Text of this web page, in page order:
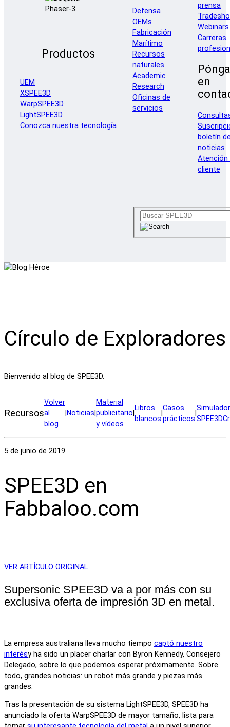
Productos
UEM
XSPEE3D
WarpSPEE3D
LightSPEE3D
Conozca nuestra tecnología
Defensa
OEMs
Fabricación
Marítimo
Recursos
naturales
Academic
Research
Oficinas de
servicios
prensa
Webinars
Carreras
en
boletín
noticias
Atención
cliente
Círculo de Exploradores
Bienvenido al blog de SPEE3D.
Recursos
Volver
al
blog
Noticias
Material
publicitario
y vídeos
Libros
blancos
Casos
prácticos
Simulador
5 de junio de 2019
SPEE3D en
Fabbaloo.com
VER ARTÍCULO ORIGINAL
Supersonic SPEE3D va a por más con su
exclusiva oferta de impresión 3D en metal.
La empresa australiana lleva mucho tiempo captó nuestro
interésy ha sido un placer charlar con Byron Kennedy, Consejero
Delegado, sobre lo que podemos esperar próximamente. Sobre
todo, grandes noticias: un robot más grande y piezas más
grandes.
Tras la presentación de su sistema LightSPEE3D, SPEE3D ha
anunciado la oferta WarpSPEE3D de mayor tamaño, lista para